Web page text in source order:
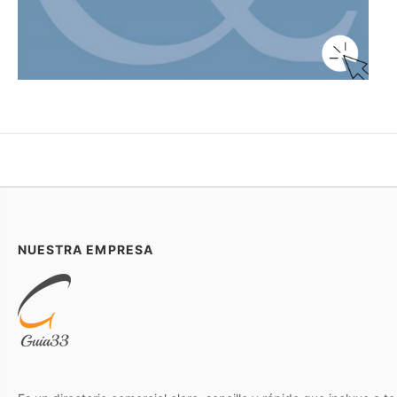
NUESTRA EMPRESA